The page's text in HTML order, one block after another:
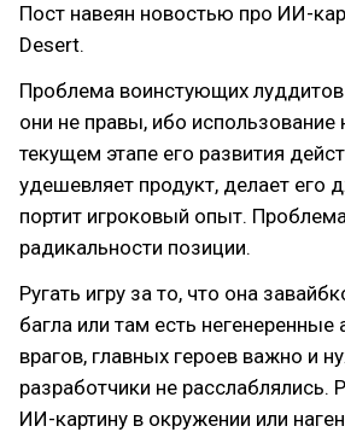
Пост навеян новостью про ИИ-
Desert.
Проблема воинстующих луддитов
они не правы, ибо использование
текущем этапе его развития
удешевляет продукт, делает его
портит игроковый опыт.
радикальности позиции.
Ругать игру за то, что она
багла или там есть
врагов, главных героев важно и
разработчики не расслаблялись.
ИИ-картину в окружении или